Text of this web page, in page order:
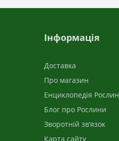
Інформація
Доставка
Про магазин
Енциклопедія Рослин
Блог про Рослини
Зворотній зв’язок
Карта сайту